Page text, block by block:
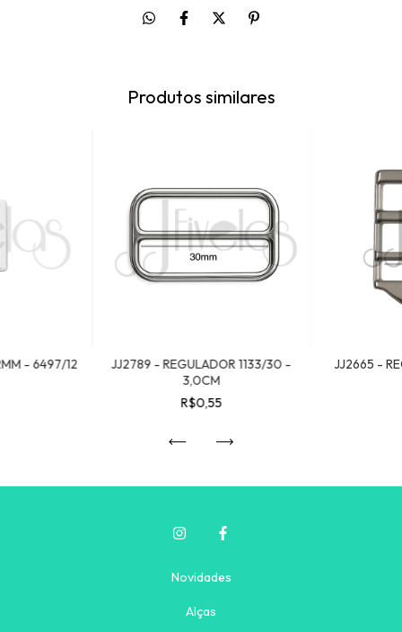
Produtos similares
- 6497/12
JJ2789 - REGULADOR 1133/30 -
3,0CM
R$0,55
JJ2665 -
Novidades
Alças